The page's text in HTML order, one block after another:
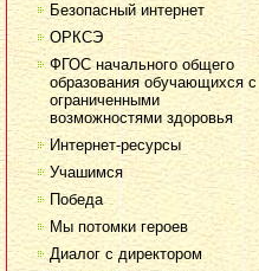
Безопасный интернет
ОРКСЭ
ФГОС начального общего
образования обучающихся с
ограниченными
возможностями здоровья
Интернет-ресурсы
Учашимся
Победа
Мы потомки героев
Диалог с директором